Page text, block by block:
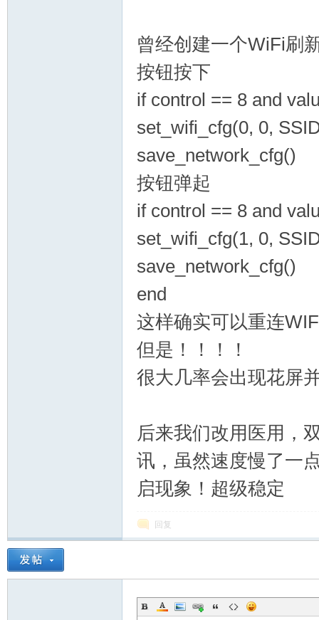
曾经创建一个WiFi刷
按钮按下
if control == 8 and
set_wifi_cfg(0, 0,
save_network_cfg()
按钮弹起
if control == 8 and
set_wifi_cfg(1, 0,
save_network_cfg()
end
这样确实可以重连
但是！！！！
很大几率会出现花屏
后来我们改用医用，
讯，虽然速度慢了一
启现象！超级稳定
回复